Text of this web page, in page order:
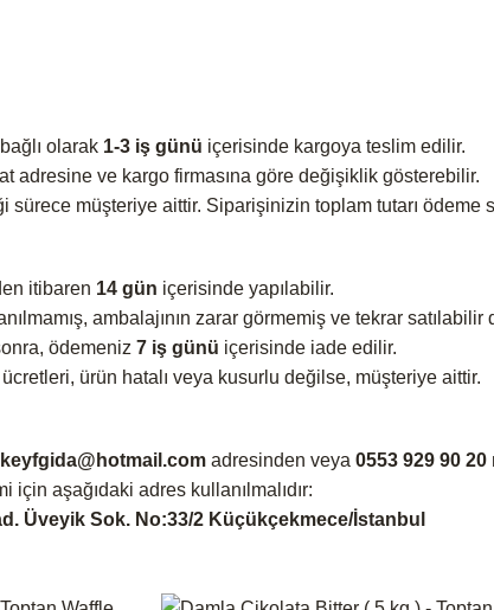
olarak 1-3 iş günü içerisinde kargoya teslim edilir.
adresine ve kargo firmasına göre değişiklik gösterebilir.
müşteriye aittir. Siparişinizin toplam tutarı ödeme
itibaren 14 gün içerisinde yapılabilir.
ambalajının zarar görmemiş ve tekrar satılabilir
ödemeniz 7 iş günü içerisinde iade edilir.
ücretleri, ürün hatalı veya kusurlu değilse, müşteriye aittir.
adresinden veya 0553 929 90 20
için aşağıdaki adres kullanılmalıdır:
Üveyik Sok. No:33/2 Küçükçekmece/İstanbul